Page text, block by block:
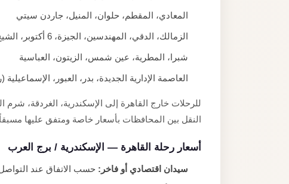
المعادي، المقطم، حلوان، المنيل، جاردن سيتي
الزمالك، الدقي، المهندسين، الجيزة، 6 أكتوبر، الشيخ زايد
شبرا، المطرية، عين شمس، الزيتون، العباسية
العاصمة الإدارية الجديدة، بدر، العبور،
للرحلات خارج القاهرة إلى الإسكندرية، الغردقة،
النقل بين المحافظات بأسعار خاصة ومتفق عليها
أسعار رحلة القاهرة — الإسكندرية / برج العرب
سيدان اقتصادي أو فاخر: حسب الاتفاق عند التواصل